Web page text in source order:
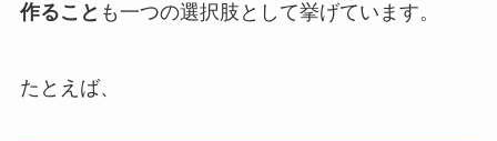
作ること も一つの選択肢として挙げています。
たとえば、